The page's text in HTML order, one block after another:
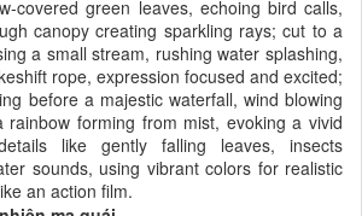
covered green leaves, echoing bird calls,
canopy creating sparkling rays; cut to a
a small stream, rushing water splashing,
rope, expression focused and excited;
before a majestic waterfall, wind blowing
rainbow forming from mist, evoking a vivid
like gently falling leaves, insects
sounds, using vibrant colors for realistic
an action film.